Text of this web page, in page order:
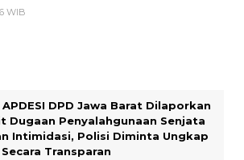
WIB
DPD Jawa Barat Dilaporkan
Dugaan Penyalahgunaan Senjata
Intimidasi, Polisi Diminta Ungkap
Transparan